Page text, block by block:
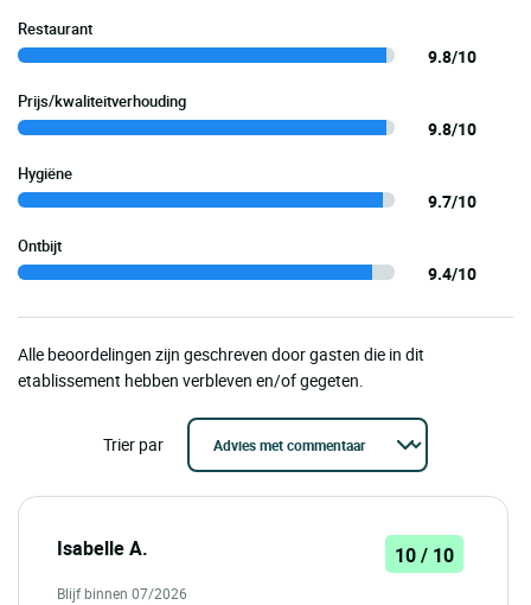
Restaurant
9.8/10
Prijs/kwaliteitverhouding
9.8/10
Hygiëne
9.7/10
Ontbijt
9.4/10
Alle beoordelingen zijn geschreven door gasten die in dit
etablissement hebben verbleven en/of gegeten.
Trier par
Isabelle A. 10 / 10
Blijf binnen 07/2026